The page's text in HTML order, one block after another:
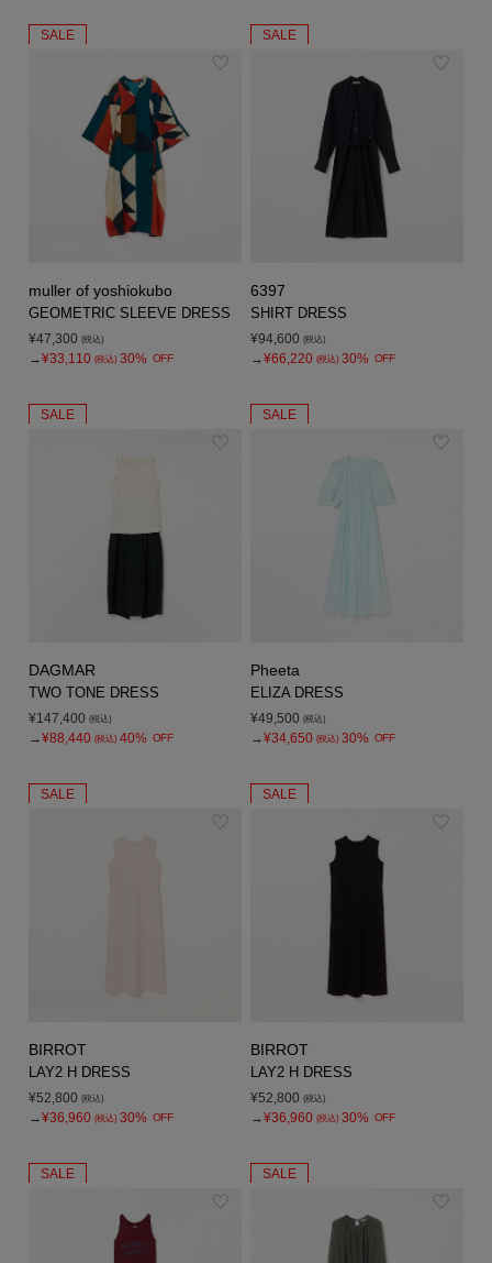
SALE
muller of yoshiokubo
GEOMETRIC SLEEVE DRESS
¥47,300 (税込)
→¥33,110 (税込) 30% OFF
SALE
6397
SHIRT DRESS
¥94,600 (税込)
→¥66,220 (税込) 30% OFF
SALE
DAGMAR
TWO TONE DRESS
¥147,400 (税込)
→¥88,440 (税込) 40% OFF
SALE
Pheeta
ELIZA DRESS
¥49,500 (税込)
→¥34,650 (税込) 30% OFF
SALE
BIRROT
LAY2 H DRESS
¥52,800 (税込)
→¥36,960 (税込) 30% OFF
SALE
BIRROT
LAY2 H DRESS
¥52,800 (税込)
→¥36,960 (税込) 30% OFF
SALE SALE